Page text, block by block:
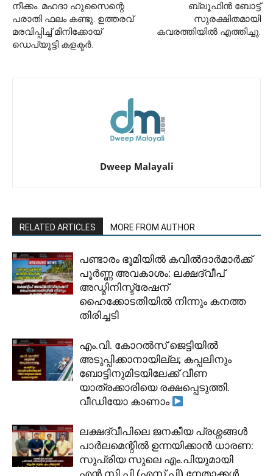
നീക്കം. മഹദാ ഹുസൈന്റെ
പരാതി ഫലം കണ്ടു. ഉത്തരവ്
മരവിപ്പിച്ച് മിനിക്കോയ്
ഡെപ്യൂട്ടി കളക്ടർ.
ബ്ലൂഫിൻ ബോട്ട്
സുരക്ഷിതമായി
കവരത്തിയിൽ എത്തിച്ചു.
Dweep Malayali
RELATED ARTICLES MORE FROM AUTHOR
പണ്ടാരം ഭൂമിയിൽ കവിൽദാർമാർക്ക്
പൂർണ്ണ അവകാശം: ലക്ഷദ്വീപ്
അഡ്മിനിസ്ട്രേഷന്
ഹൈക്കോടതിയിൽ നിന്നും കനത്ത
തിരിച്ചടി
​എം.വി. കോറൽസ് ജെട്ടിയിൽ
അടുപ്പിക്കാനായില്ല; കപ്പലിനും
ബോട്ടിനുമിടയിലേക്ക് വീണ
യാത്രക്കാരിയെ രക്ഷപ്പെടുത്തി.
വീഡിയോ കാണാം
ലക്ഷദ്വീപിലെ ജനകീയ പ്രശ്നങ്ങൾ
പാർലമെന്റിൽ ഉന്നയിക്കാൻ ധാരണ:
സുപ്രിയ സുലെ എം.പിയുമായി